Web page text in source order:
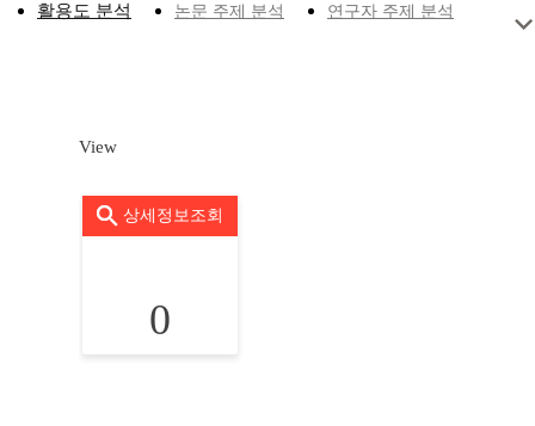
활용도 분석 논문 주제 분석 연구자 주제 분석
View
상세정보조회
0